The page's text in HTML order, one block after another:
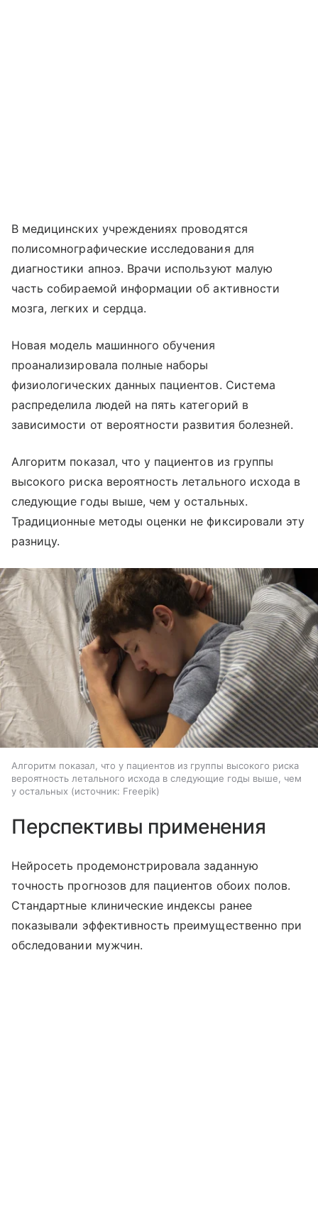
В медицинских учреждениях проводятся
полисомнографические исследования для
диагностики апноэ. Врачи используют малую
часть собираемой информации об активности
мозга, легких и сердца.
Новая модель машинного обучения
проанализировала полные наборы
физиологических данных пациентов. Система
распределила людей на пять категорий в
зависимости от вероятности развития болезней.
Алгоритм показал, что у пациентов из группы
высокого риска вероятность летального исхода в
следующие годы выше, чем у остальных.
Традиционные методы оценки не фиксировали эту
разницу.
Алгоритм показал, что у пациентов из группы высокого риска
вероятность летального исхода в следующие годы выше, чем
у остальных
источник: Freepik
Перспективы применения
Нейросеть продемонстрировала заданную
точность прогнозов для пациентов обоих полов.
Стандартные клинические индексы ранее
показывали эффективность преимущественно при
обследовании мужчин.